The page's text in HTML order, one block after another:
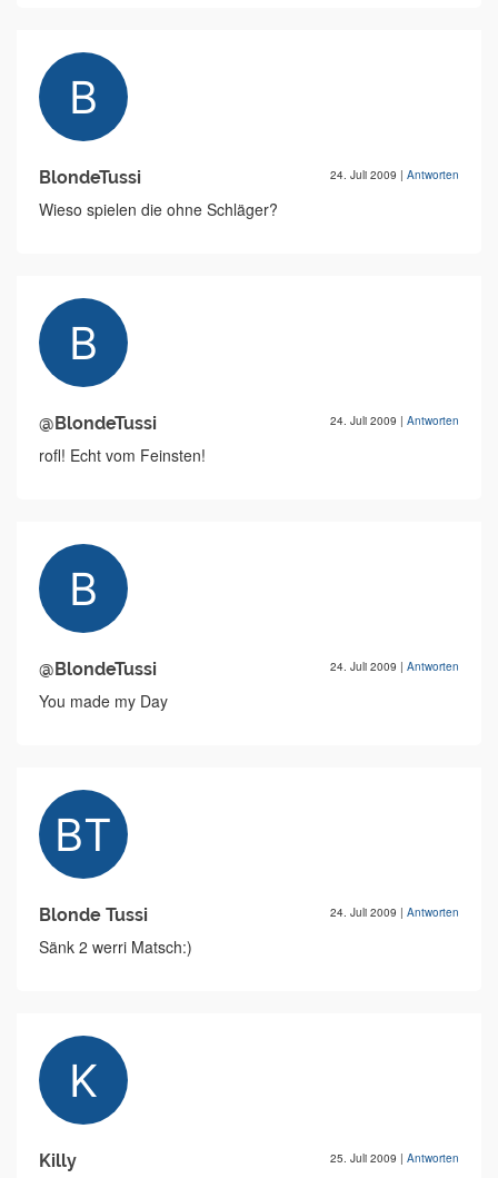
BlondeTussi 24. Juli 2009 | Antworten
Wieso spielen die ohne Schläger?
@BlondeTussi 24. Juli 2009 | Antworten
rofl! Echt vom Feinsten!
@BlondeTussi 24. Juli 2009 | Antworten
You made my Day
Blonde Tussi 24. Juli 2009 | Antworten
Sänk 2 werri Matsch:)
Killy 25. Juli 2009 | Antworten